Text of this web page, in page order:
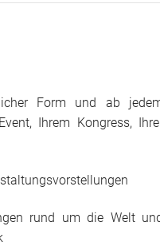
Form und ab
Ihrem Kongress,
rund um die Welt